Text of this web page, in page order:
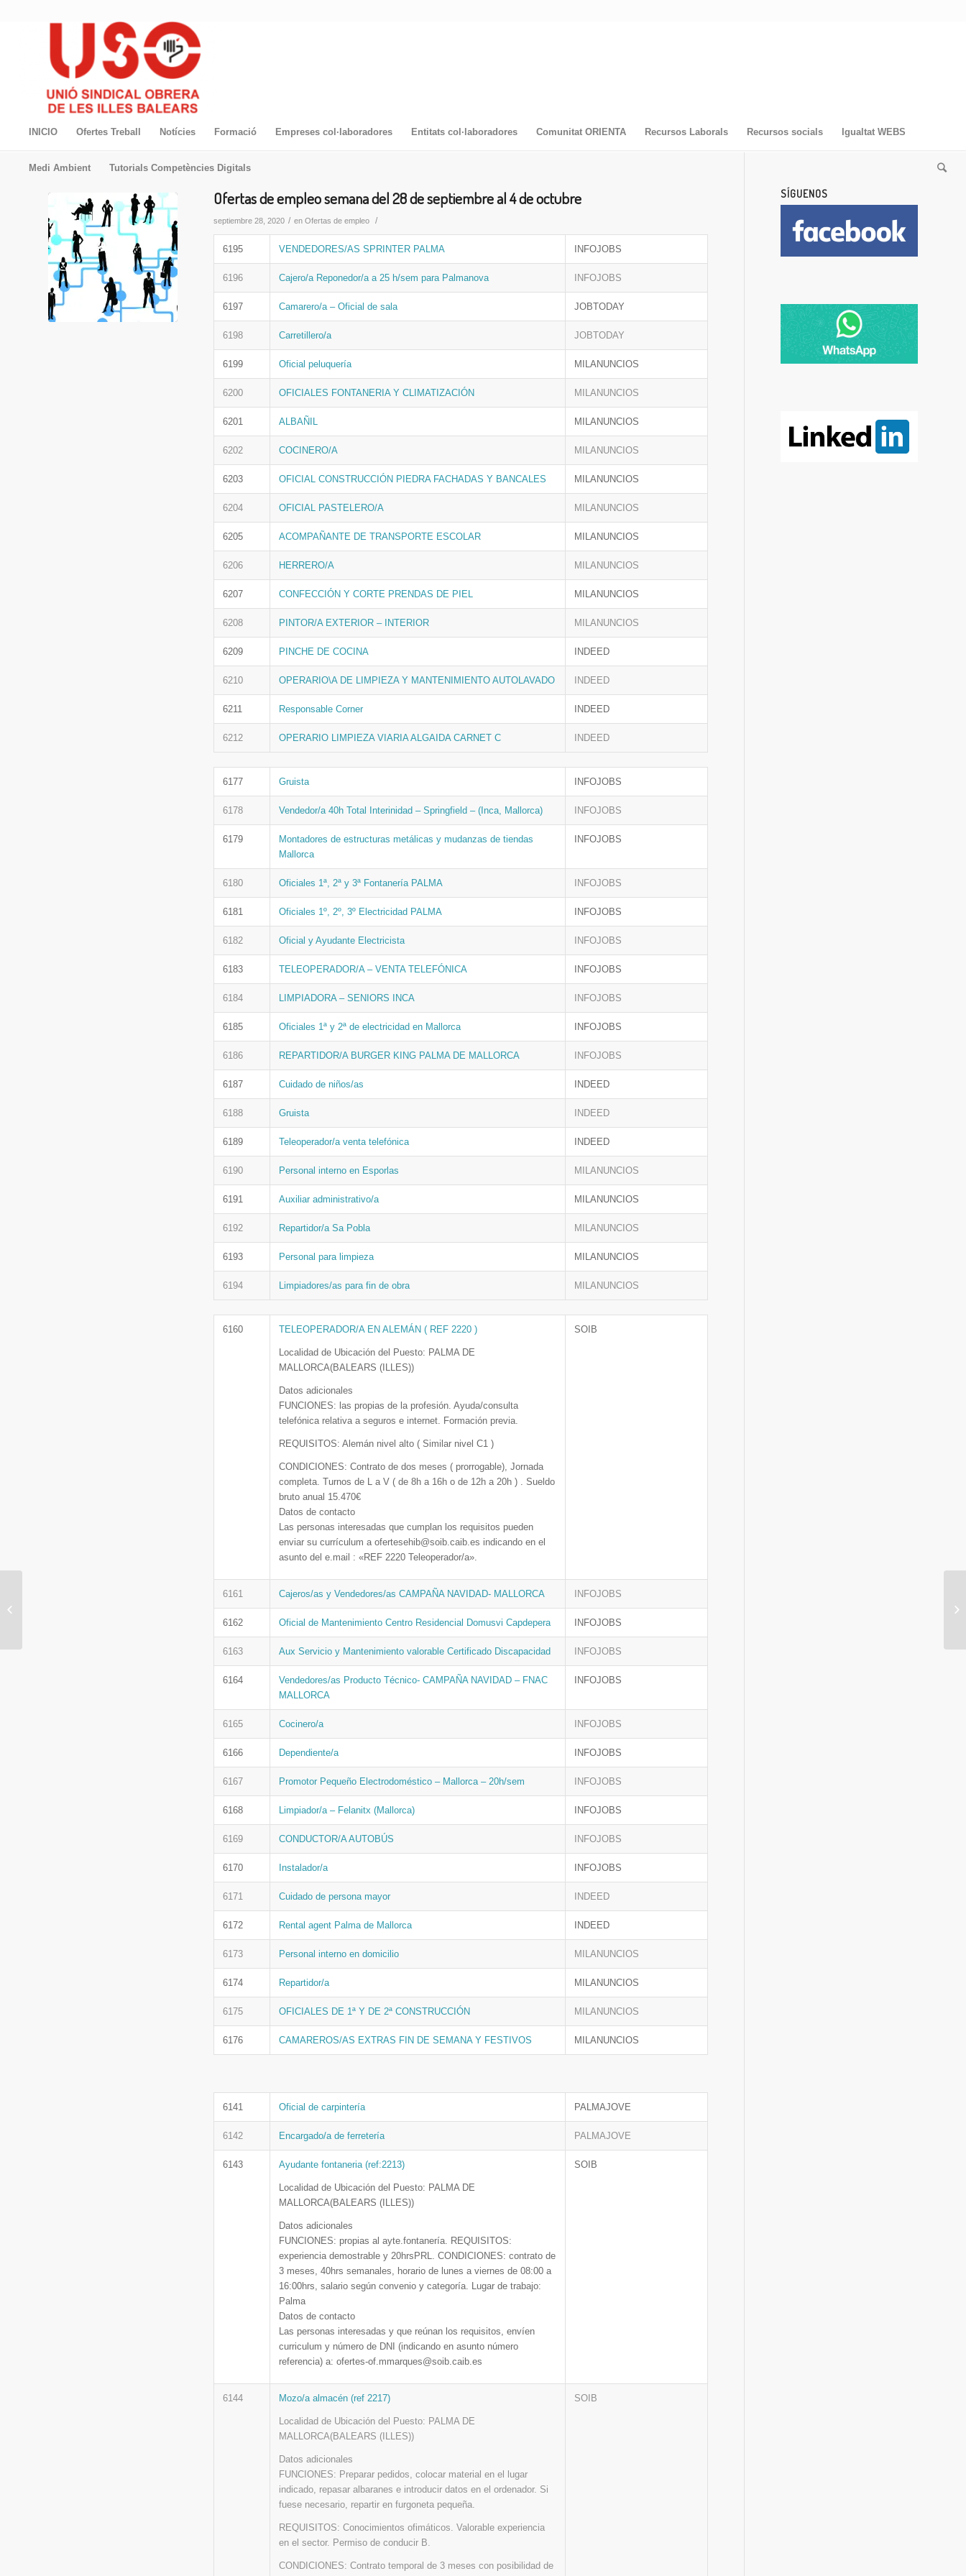
INICIO Ofertes Treball Notícies Formació Empreses col·laboradores Entitats col·laboradores Comunitat ORIENTA Recursos Laborals Recursos socials Igualtat WEBS
Medi Ambient Tutorials Competències Digitals
Ofertas de empleo semana del 28 de septiembre al 4 de octubre
septiembre 28, 2020 / en Ofertas de empleo /
6195 VENDEDORES/AS SPRINTER PALMA INFOJOBS
6196 Cajero/a Reponedor/a a 25 h/sem para Palmanova INFOJOBS
6197 Camarero/a – Oficial de sala JOBTODAY
6198 Carretillero/a JOBTODAY
6199 Oficial peluquería MILANUNCIOS
6200 OFICIALES FONTANERIA Y CLIMATIZACIÓN MILANUNCIOS
6201 ALBAÑIL MILANUNCIOS
6202 COCINERO/A MILANUNCIOS
6203 OFICIAL CONSTRUCCIÓN PIEDRA FACHADAS Y BANCALES MILANUNCIOS
6204 OFICIAL PASTELERO/A MILANUNCIOS
6205 ACOMPAÑANTE DE TRANSPORTE ESCOLAR MILANUNCIOS
6206 HERRERO/A MILANUNCIOS
6207 CONFECCIÓN Y CORTE PRENDAS DE PIEL MILANUNCIOS
6208 PINTOR/A EXTERIOR – INTERIOR MILANUNCIOS
6209 PINCHE DE COCINA INDEED
6210 OPERARIO\A DE LIMPIEZA Y MANTENIMIENTO AUTOLAVADO INDEED
6211 Responsable Corner INDEED
6212 OPERARIO LIMPIEZA VIARIA ALGAIDA CARNET C INDEED
6177 Gruista INFOJOBS
6178 Vendedor/a 40h Total Interinidad – Springfield – (Inca, Mallorca) INFOJOBS
6179
Montadores de estructuras metálicas y mudanzas de tiendas
Mallorca
INFOJOBS
6180 Oficiales 1ª, 2ª y 3ª Fontanería PALMA INFOJOBS
6181 Oficiales 1º, 2º, 3º Electricidad PALMA INFOJOBS
6182 Oficial y Ayudante Electricista INFOJOBS
6183 TELEOPERADOR/A – VENTA TELEFÓNICA INFOJOBS
6184 LIMPIADORA – SENIORS INCA INFOJOBS
6185 Oficiales 1ª y 2ª de electricidad en Mallorca INFOJOBS
6186 REPARTIDOR/A BURGER KING PALMA DE MALLORCA INFOJOBS
6187 Cuidado de niños/as INDEED
6188 Gruista INDEED
6189 Teleoperador/a venta telefónica INDEED
6190 Personal interno en Esporlas MILANUNCIOS
6191 Auxiliar administrativo/a MILANUNCIOS
6192 Repartidor/a Sa Pobla MILANUNCIOS
6193 Personal para limpieza MILANUNCIOS
6194 Limpiadores/as para fin de obra MILANUNCIOS
6160 TELEOPERADOR/A EN ALEMÁN ( REF 2220 )
Localidad de Ubicación del Puesto: PALMA DE
MALLORCA(BALEARS (ILLES))
Datos adicionales
FUNCIONES: las propias de la profesión. Ayuda/consulta
telefónica relativa a seguros e internet. Formación previa.
REQUISITOS: Alemán nivel alto ( Similar nivel C1 )
CONDICIONES: Contrato de dos meses ( prorrogable), Jornada
completa. Turnos de L a V ( de 8h a 16h o de 12h a 20h ) . Sueldo
bruto anual 15.470€
Datos de contacto
Las personas interesadas que cumplan los requisitos pueden
enviar su currículum a ofertesehib@soib.caib.es indicando en el
asunto del e.mail : «REF 2220 Teleoperador/a».
SOIB
6161 Cajeros/as y Vendedores/as CAMPAÑA NAVIDAD- MALLORCA INFOJOBS
6162 Oficial de Mantenimiento Centro Residencial Domusvi Capdepera INFOJOBS
6163 Aux Servicio y Mantenimiento valorable Certificado Discapacidad INFOJOBS
6164
Vendedores/as Producto Técnico- CAMPAÑA NAVIDAD – FNAC
MALLORCA
INFOJOBS
6165 Cocinero/a INFOJOBS
6166 Dependiente/a INFOJOBS
6167 Promotor Pequeño Electrodoméstico – Mallorca – 20h/sem INFOJOBS
6168 Limpiador/a – Felanitx (Mallorca) INFOJOBS
6169 CONDUCTOR/A AUTOBÚS INFOJOBS
6170 Instalador/a INFOJOBS
6171 Cuidado de persona mayor INDEED
6172 Rental agent Palma de Mallorca INDEED
6173 Personal interno en domicilio MILANUNCIOS
6174 Repartidor/a MILANUNCIOS
6175 OFICIALES DE 1ª Y DE 2ª CONSTRUCCIÓN MILANUNCIOS
6176 CAMAREROS/AS EXTRAS FIN DE SEMANA Y FESTIVOS MILANUNCIOS
6141 Oficial de carpintería PALMAJOVE
6142 Encargado/a de ferretería PALMAJOVE
6143 Ayudante fontaneria (ref:2213)
Localidad de Ubicación del Puesto: PALMA DE
MALLORCA(BALEARS (ILLES))
Datos adicionales
FUNCIONES: propias al ayte.fontanería. REQUISITOS:
experiencia demostrable y 20hrsPRL. CONDICIONES: contrato de
3 meses, 40hrs semanales, horario de lunes a viernes de 08:00 a
16:00hrs, salario según convenio y categoría. Lugar de trabajo:
Palma
Datos de contacto
Las personas interesadas y que reúnan los requisitos, envíen
curriculum y número de DNI (indicando en asunto número
referencia) a: ofertes-of.mmarques@soib.caib.es
SOIB
6144 Mozo/a almacén (ref 2217)
Localidad de Ubicación del Puesto: PALMA DE
MALLORCA(BALEARS (ILLES))
Datos adicionales
FUNCIONES: Preparar pedidos, colocar material en el lugar
indicado, repasar albaranes e introducir datos en el ordenador. Si
fuese necesario, repartir en furgoneta pequeña.
REQUISITOS: Conocimientos ofimáticos. Valorable experiencia
en el sector. Permiso de conducir B.
CONDICIONES: Contrato temporal de 3 meses con posibilidad de
SOIB
SÍGUENOS